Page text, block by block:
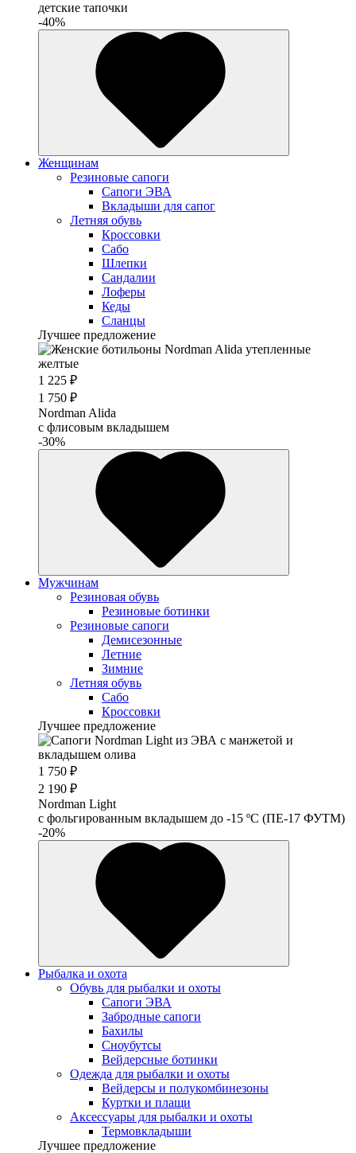
детские тапочки
-40%
Женщинам
Резиновые сапоги
Cапоги ЭВА
Вкладыши для сапог
Летняя обувь
Кроссовки
Сабо
Шлепки
Сандалии
Лоферы
Кеды
Сланцы
Лучшее предложение
1 225 ₽
1 750 ₽
Nordman Alida
с флисовым вкладышем
-30%
Мужчинам
Резиновая обувь
Резиновые ботинки
Резиновые сапоги
Демисезонные
Летние
Зимние
Летняя обувь
Сабо
Кроссовки
Лучшее предложение
1 750 ₽
2 190 ₽
Nordman Light
c фольгированным вкладышем до -15 ºС (ПЕ-17 ФУТМ)
-20%
Рыбалка и охота
Обувь для рыбалки и охоты
Сапоги ЭВА
Забродные сапоги
Бахилы
Сноубутсы
Вейдерсные ботинки
Одежда для рыбалки и охоты
Вейдерсы и полукомбинезоны
Куртки и плащи
Аксессуары для рыбалки и охоты
Термовкладыши
Лучшее предложение